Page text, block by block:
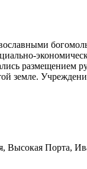
размещением
Высокая Порта,